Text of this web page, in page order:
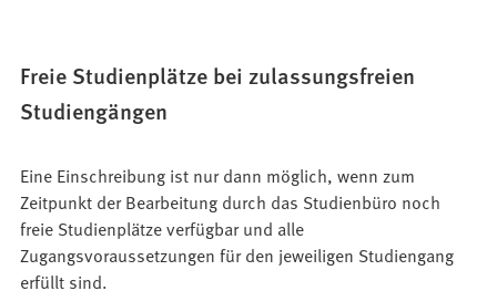
n
t
n
e
i
n
e
Freie Studienplätze bei zulassungsfreien
Studiengängen
Eine Einschreibung ist nur dann möglich, wenn zum
Zeitpunkt der Bearbeitung durch das Studienbüro noch
freie Studienplätze verfügbar und alle
Zugangsvoraussetzungen für den jeweiligen Studiengang
erfüllt sind.